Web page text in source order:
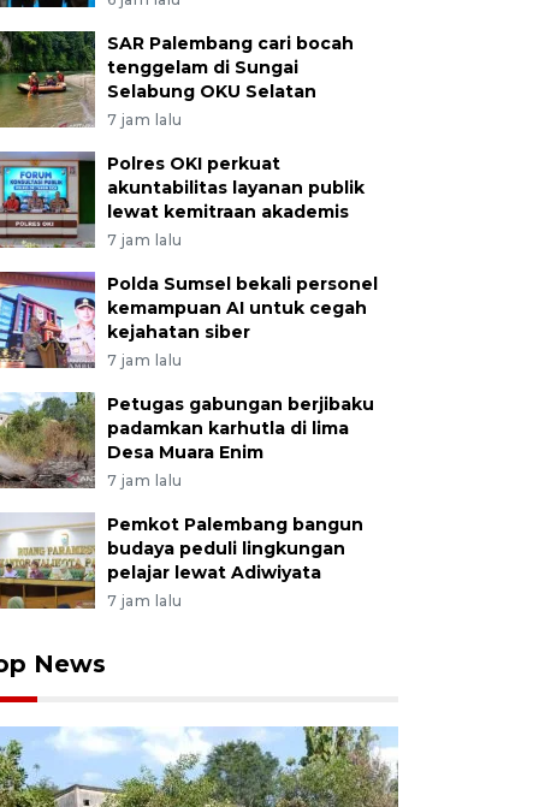
SAR Palembang cari bocah
tenggelam di Sungai
Selabung OKU Selatan
7 jam lalu
Polres OKI perkuat
akuntabilitas layanan publik
lewat kemitraan akademis
7 jam lalu
Polda Sumsel bekali personel
kemampuan AI untuk cegah
kejahatan siber
7 jam lalu
Petugas gabungan berjibaku
padamkan karhutla di lima
Desa Muara Enim
7 jam lalu
Pemkot Palembang bangun
budaya peduli lingkungan
pelajar lewat Adiwiyata
7 jam lalu
News